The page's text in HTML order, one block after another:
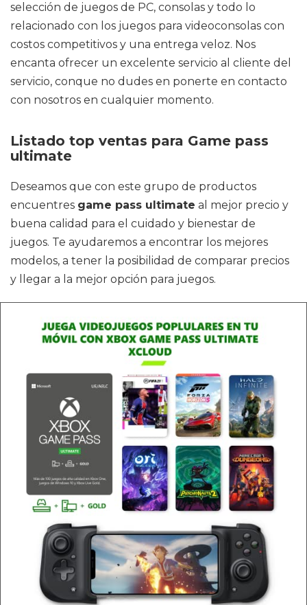
selección de juegos de PC, consolas y todo lo
relacionado con los juegos para videoconsolas con
costos competitivos y una entrega veloz. Nos
encanta ofrecer un excelente servicio al cliente del
servicio, conque no dudes en ponerte en contacto
con nosotros en cualquier momento.
Listado top ventas para Game pass
ultimate
Deseamos que con este grupo de productos
encuentres game pass ultimate al mejor precio y
buena calidad para el cuidado y bienestar de
juegos. Te ayudaremos a encontrar los mejores
modelos, a tener la posibilidad de comparar precios
y llegar a la mejor opción para juegos.